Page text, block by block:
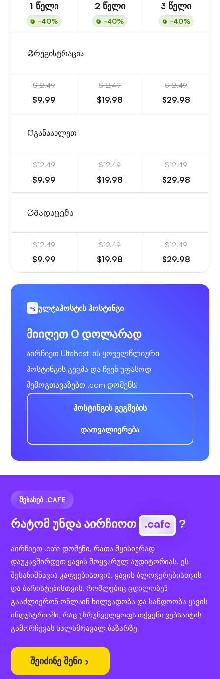
1 წელი
-40%
2 წელი
-40%
3 წელი
-40%
რეგისტრაცია
$12.49
$9.99
$12.49
$19.98
$12.49
$29.98
განაახლეთ
$12.49
$9.99
$12.49
$19.98
$12.49
$29.98
Გადაცემა
$12.49
$9.99
$12.49
$19.98
$12.49
$29.98
ულტაჰოსტის ჰოსტინგი
მიიღეთ 0 დოლარად
აირჩიეთ Ultahost-ის ყოველწლიური
ჰოსტინგის გეგმა და ჩვენ უფასოდ
შემოგთავაზებთ .com დომენს!
ჰოსტინგის გეგმების
დათვალიერება
ᲨᲔᲡᲐᲮᲔᲑ .CAFE
რატომ უნდა აირჩიოთ .cafe ?
აირჩიეთ .cafe დომენი, რათა მყისიერად
დაუკავშირდეთ ყავის მოყვარულ აუდიტორიას. ეს
შესანიშნავია კაფეებისთვის, ყავის ბლოგერებისთვის
და ბარისტებისთვის, რომლებიც ცდილობენ
გააძლიერონ ონლაინ ხილვადობა და სანდოობა ყავის
ინდუსტრიაში, რაც უზრუნველყოფს თქვენი ვებსაიტის
გამორჩევას ხალხმრავალ ბაზარზე.
შეიძინე შენი